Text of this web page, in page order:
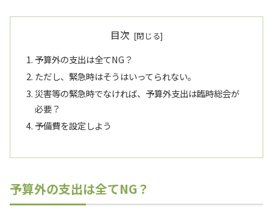
目次
予算外の支出は全てNG？
ただし、緊急時はそうはいってられない。
災害等の緊急時でなければ、予算外支出は臨時総会が
必要？
予備費を設定しよう
予算外の支出は全てNG？